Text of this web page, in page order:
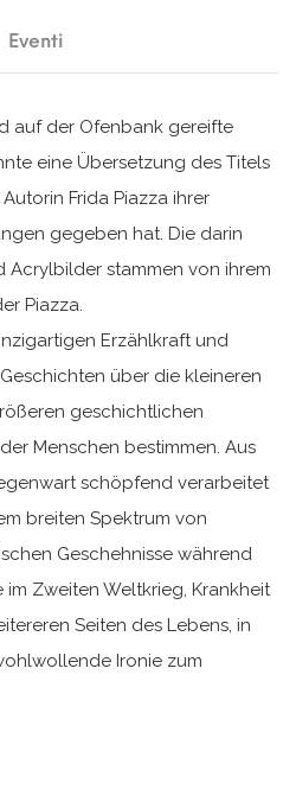
Eventi
auf der Ofenbank gereifte
eine Übersetzung des Titels
Frida Piazza ihrer
gegeben hat. Die darin
stammen von ihrem
Piazza.
Erzählkraft und
über die kleineren
geschichtlichen
Menschen bestimmen. Aus
schöpfend verarbeitet
breiten Spektrum von
Geschehnisse während
im Zweiten Weltkrieg, Krankheit
Seiten des Lebens, in
Ironie zum